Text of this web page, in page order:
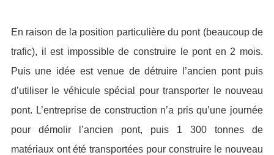
En raison de la position particulière du pont (beaucoup de
trafic), il est impossible de construire le pont en 2 mois.
Puis une idée est venue de détruire l’ancien pont puis
d’utiliser le véhicule spécial pour transporter le nouveau
pont. L’entreprise de construction n’a pris qu’une journée
pour démolir l’ancien pont, puis 1 300 tonnes de
matériaux ont été transportées pour construire le nouveau